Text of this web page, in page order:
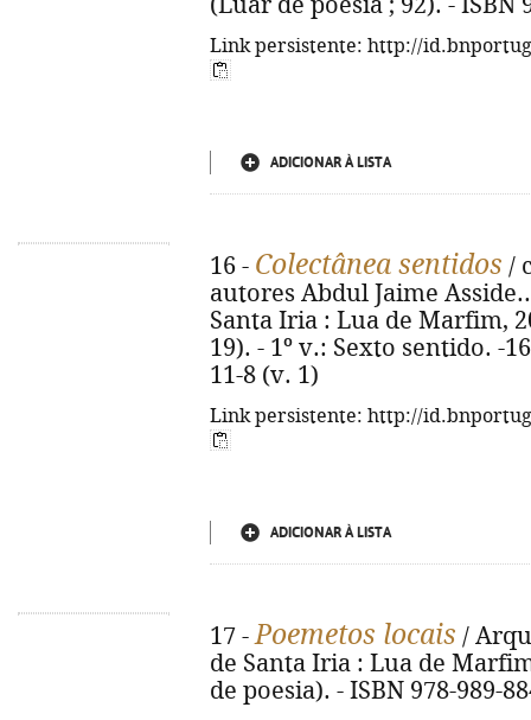
Link persistente: http://
ADICIONAR À LISTA
16 - Colectânea sentidos /
autores Abdul Jaime
Santa Iria : Lua de Marfim,
19). - 1º v.: Sexto sentido. -
11-8 (v. 1)
Link persistente: http://
ADICIONAR À LISTA
17 -Poemetos locais /
de Santa Iria : Lua de
de poesia). - ISBN 978-989-